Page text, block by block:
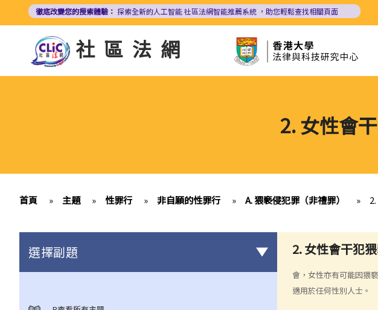
徹底改變您的搜索體驗： 探索全新的人工智能社區法網智能推薦系統 ，助您輕鬆查找相關頁面
社區法網
2. 女性會
首頁 » 主題 » 性罪行 » 非自願的性罪行 » A. 猥褻侵犯罪（非禮罪） »
2. 女性會干犯
會，女性亦有可能因猥
適用於任何性別人士。
選擇副題